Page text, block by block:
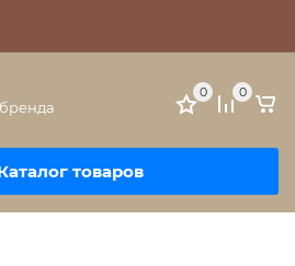
товаров
0 0